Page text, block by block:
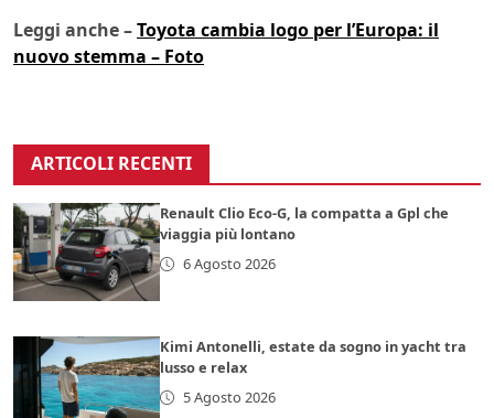
Leggi anche –Toyota cambia logo per l’Europa: il
nuovo stemma – Foto
ARTICOLI RECENTI
Renault Clio Eco-G, la compatta a Gpl che
viaggia più lontano
6 Agosto 2026
Kimi Antonelli, estate da sogno in yacht tra
lusso e relax
5 Agosto 2026